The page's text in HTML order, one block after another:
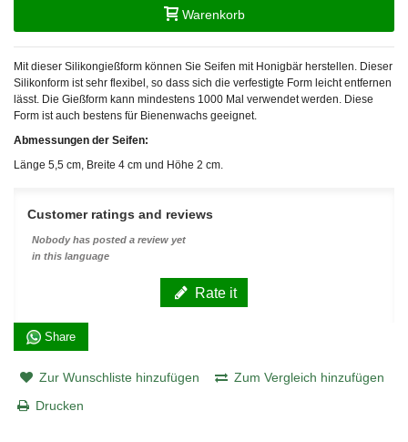
Warenkorb
Mit dieser Silikongießform können Sie Seifen mit Honigbär herstellen. Dieser
Silikonform ist sehr flexibel, so dass sich die verfestigte Form leicht entfernen
lässt. Die Gießform kann mindestens 1000 Mal verwendet werden. Diese
Form ist auch bestens für Bienenwachs geeignet.
Abmessungen der Seifen:
Länge 5,5 cm, Breite 4 cm und Höhe 2 cm.
Customer ratings and reviews
Nobody has posted a review yet
in this language
Rate it
Share
Zur Wunschliste hinzufügen
Zum Vergleich hinzufügen
Drucken